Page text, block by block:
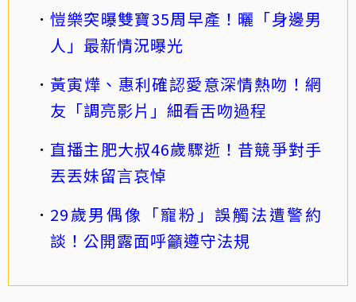
愷樂突曝雙寶35周早產！曬「身邊男
人」最新情況曝光
黃寅燁、惠利確認愛意深情熱吻！網
友「調亮影片」細看舌吻過程
直播主肥大叔46歲驟逝！昔競爭對手
丟丟妹留言哀悼
29歲男偶像「寵粉」誤觸法遭警約
談！公開露面呼籲遵守法規